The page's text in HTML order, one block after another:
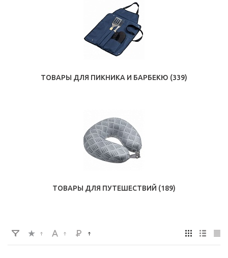
ТОВАРЫ ДЛЯ ПИКНИКА И БАРБЕКЮ (339)
ТОВАРЫ ДЛЯ ПУТЕШЕСТВИЙ (189)